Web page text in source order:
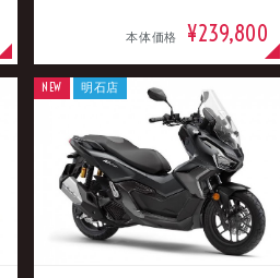
本体価格 ¥239,800
NEW 明石店